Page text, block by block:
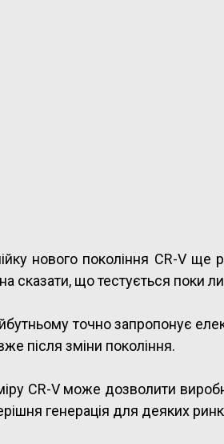
нового покоління CR-V ще
сказати, що тестується поки
точно запропонує
після зміни покоління.
CR-V може дозволити
генерація для деяких